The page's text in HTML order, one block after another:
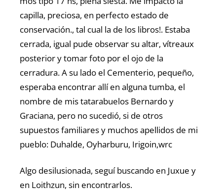
capilla, preciosa, en perfecto estado de
conservación., tal cual la de los libros!. Estaba
cerrada, igual pude observar su altar, vítreaux
posterior y tomar foto por el ojo de la
cerradura. A su lado el Cementerio, pequeño,
esperaba encontrar allí en alguna tumba, el
nombre de mis tatarabuelos Bernardo y
Graciana, pero no sucedió, si de otros
supuestos familiares y muchos apellidos de mi
pueblo: Duhalde, Oyharburu, Irigoin,wrc
Algo desilusionada, seguí buscando en Juxue y
en Loithzun, sin encontrarlos.